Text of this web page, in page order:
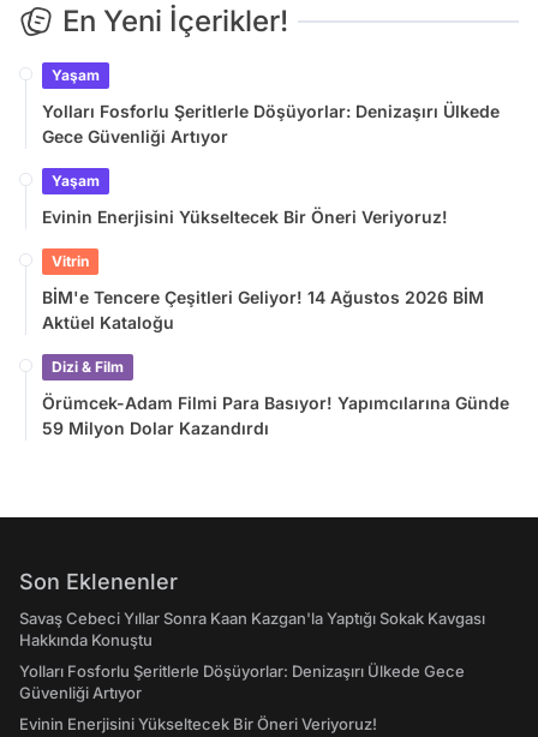
En Yeni İçerikler!
Yaşam
Yolları Fosforlu Şeritlerle Döşüyorlar: Denizaşırı Ülkede
Gece Güvenliği Artıyor
Yaşam
Evinin Enerjisini Yükseltecek Bir Öneri Veriyoruz!
Vitrin
BİM'e Tencere Çeşitleri Geliyor! 14 Ağustos 2026 BİM
Aktüel Kataloğu
Dizi & Film
Örümcek-Adam Filmi Para Basıyor! Yapımcılarına Günde
59 Milyon Dolar Kazandırdı
Son Eklenenler
Savaş Cebeci Yıllar Sonra Kaan Kazgan'la Yaptığı Sokak Kavgası
Hakkında Konuştu
Yolları Fosforlu Şeritlerle Döşüyorlar: Denizaşırı Ülkede Gece
Güvenliği Artıyor
Evinin Enerjisini Yükseltecek Bir Öneri Veriyoruz!